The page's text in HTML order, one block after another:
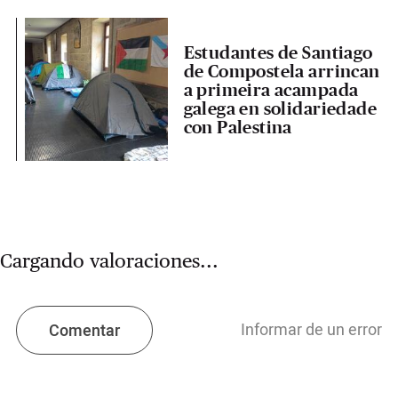
Estudantes de Santiago
de Compostela arrincan
a primeira acampada
galega en solidariedade
con Palestina
Cargando valoraciones...
Comentar Informar de un error